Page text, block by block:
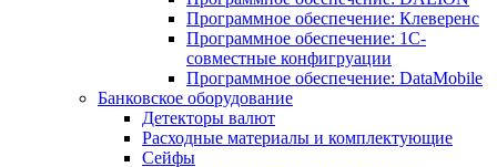
Программное обеспечение: Клеверенс
Программное обеспечение: 1С-
совместные конфигруации
Программное обеспечение: DataMobile
Банковское оборудование
Детекторы валют
Расходные материалы и комплектующие
Сейфы